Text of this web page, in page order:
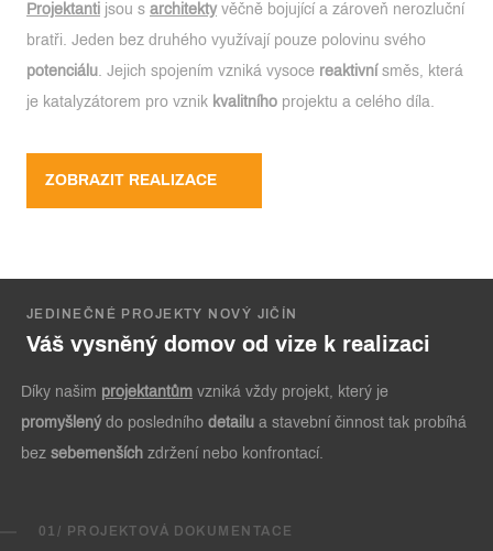
Projektanti jsou s architekty věčně bojující a zároveň nerozluční
bratři. Jeden bez druhého využívají pouze polovinu svého
potenciálu. Jejich spojením vzniká vysoce reaktivní směs, která
je katalyzátorem pro vznik kvalitního projektu a celého díla.
ZOBRAZIT REALIZACE
JEDINEČNÉ PROJEKTY NOVÝ JIČÍN
Váš vysněný domov od vize k realizaci
Díky našim projektantům vzniká vždy projekt, který je
promyšlený do posledního detailu a stavební činnost tak probíhá
bez sebemenších zdržení nebo konfrontací.
01/ PROJEKTOVÁ DOKUMENTACE